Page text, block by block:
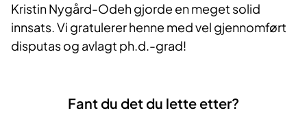
Kristin Nygård-Odeh gjorde en meget solid
innsats. Vi gratulerer henne med vel gjennomført
disputas og avlagt ph.d.-grad!
Fant du det du lette etter?